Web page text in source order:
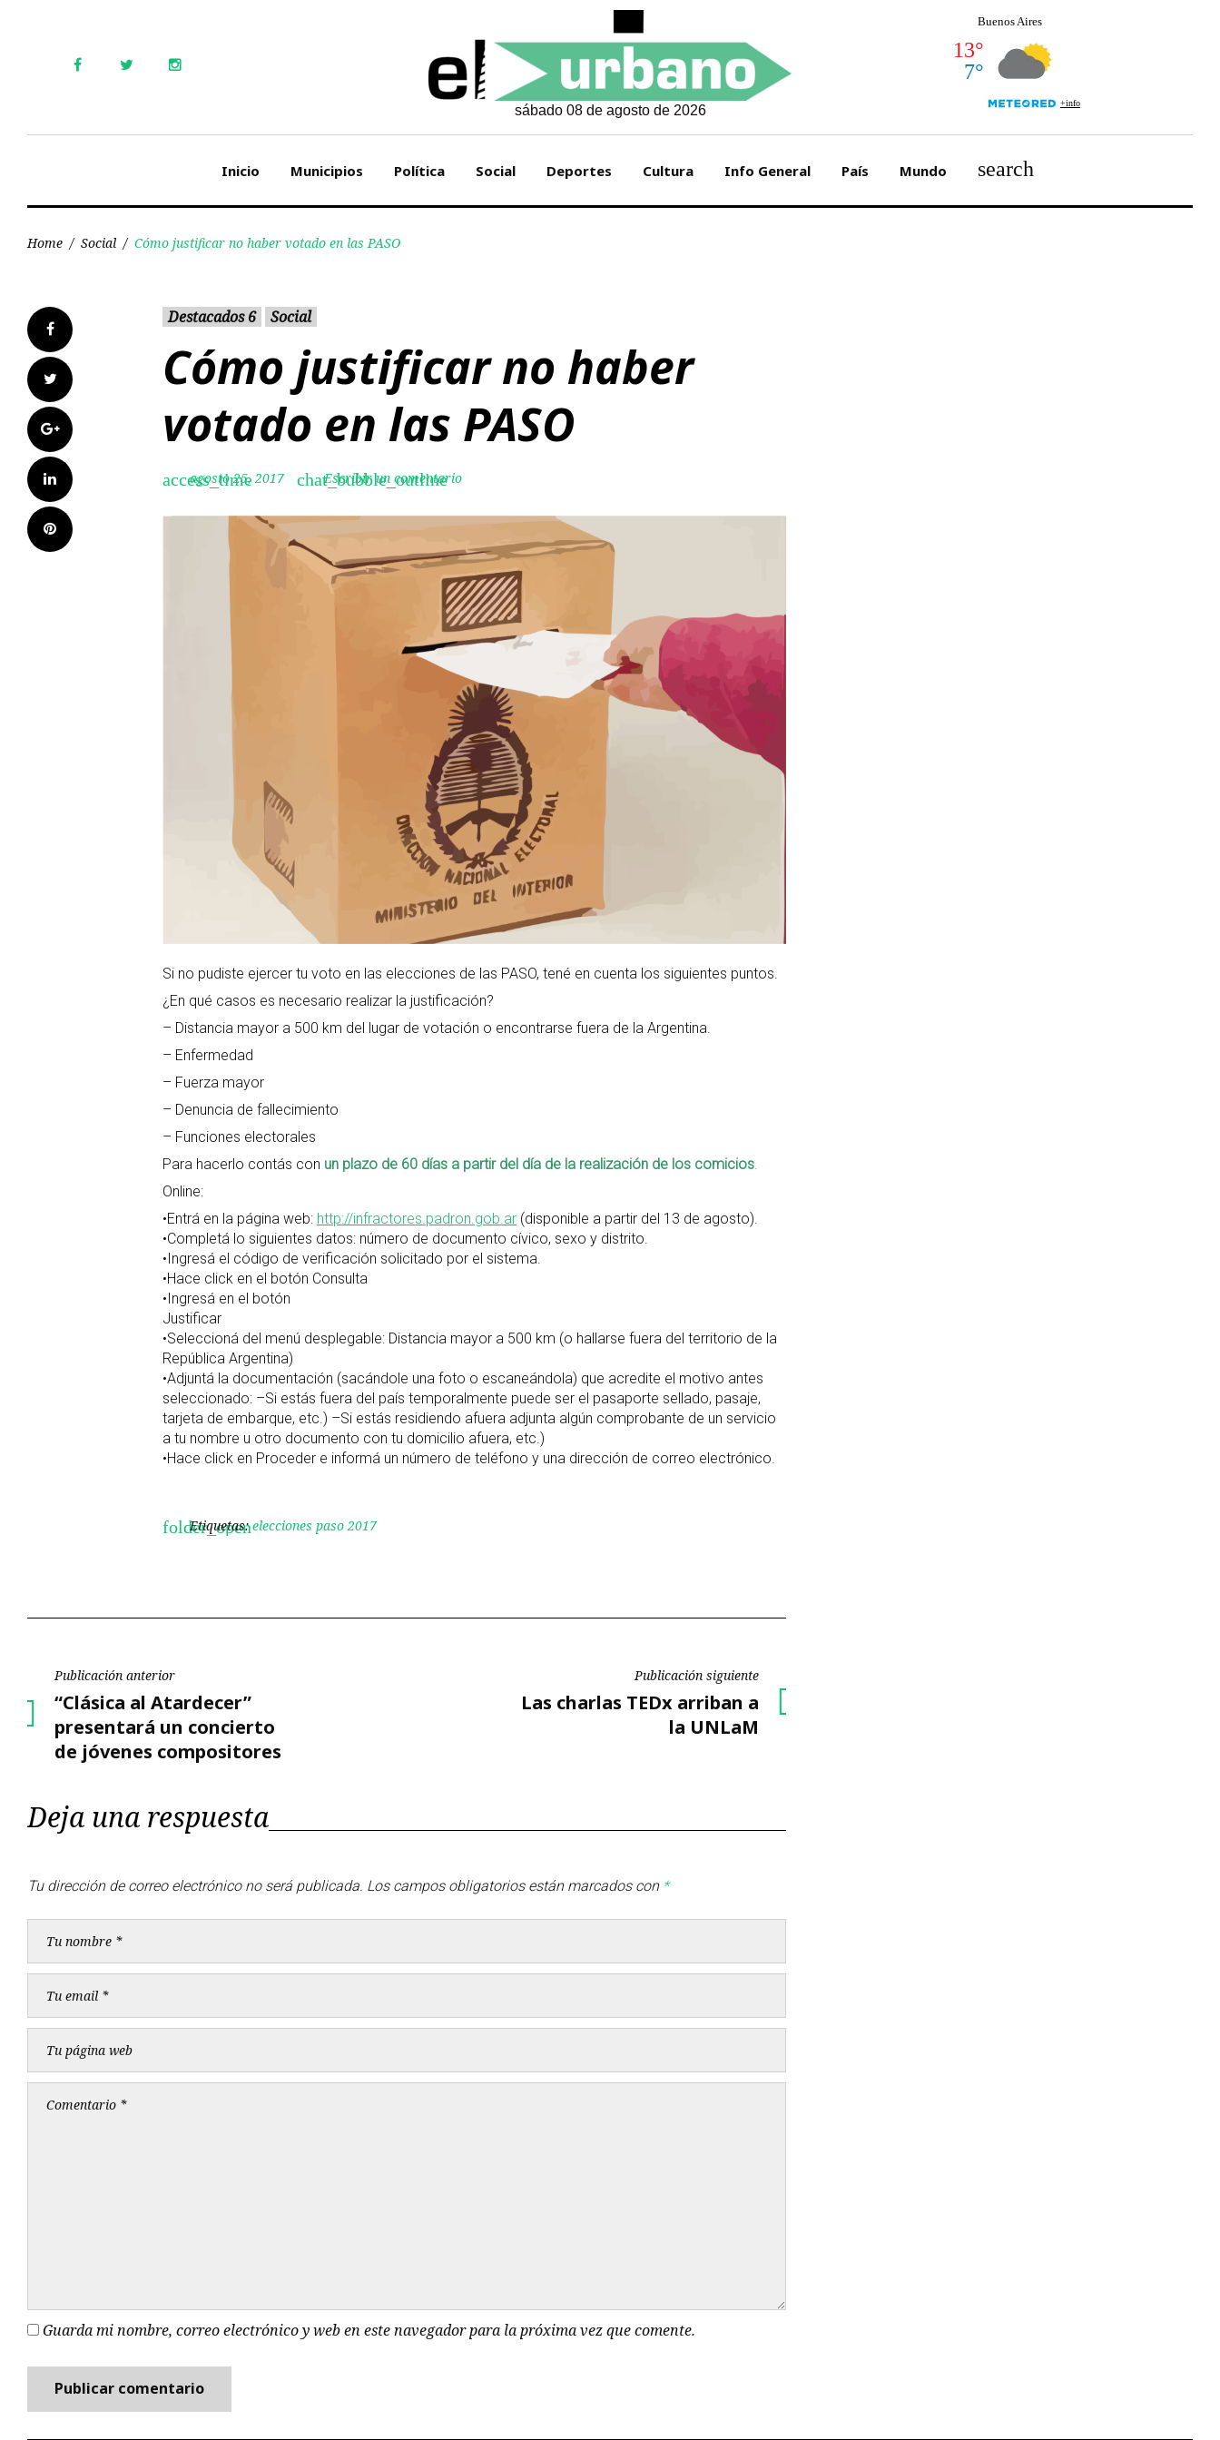
sábado 08 de agosto de 2026
Inicio Municipios Política Social Deportes Cultura Info General País Mundo search
Home / Social / Cómo justificar no haber votado en las PASO
Facebook
Twitter
Google+
LinkedIn
Pinterest
Destacados 6 Social
Cómo justificar no haber
votado en las PASO
access_time
agosto 25, 2017 chat_bubble_outline
Escribir un comentario
Si no pudiste ejercer tu voto en las elecciones de las PASO, tené en cuenta los siguientes puntos.
¿En qué casos es necesario realizar la justificación?
– Distancia mayor a 500 km del lugar de votación o encontrarse fuera de la Argentina.
– Enfermedad
– Fuerza mayor
– Denuncia de fallecimiento
– Funciones electorales
Para hacerlo contás con un plazo de 60 días a partir del día de la realización de los comicios.
Online:
•Entrá en la página web: http://infractores.padron.gob.ar (disponible a partir del 13 de agosto).
•Completá lo siguientes datos: número de documento cívico, sexo y distrito.
•Ingresá el código de verificación solicitado por el sistema.
•Hace click en el botón Consulta
•Ingresá en el botón
Justificar
•Seleccioná del menú desplegable: Distancia mayor a 500 km (o hallarse fuera del territorio de la
República Argentina)
•Adjuntá la documentación (sacándole una foto o escaneándola) que acredite el motivo antes
seleccionado: –Si estás fuera del país temporalmente puede ser el pasaporte sellado, pasaje,
tarjeta de embarque, etc.) –Si estás residiendo afuera adjunta algún comprobante de un servicio
a tu nombre u otro documento con tu domicilio afuera, etc.)
•Hace click en Proceder e informá un número de teléfono y una dirección de correo electrónico.
folder_open
Etiquetas:elecciones paso 2017
Navegación
de
entradas
Publicación anterior
Publicación
anterior
“Clásica al Atardecer”
presentará un concierto
de jóvenes compositores
Publicación siguiente
Publicación
Las charlas TEDx arriban a
la UNLaM
Deja una respuesta
Tu dirección de correo electrónico no será publicada. Los campos obligatorios están marcados con *
Guarda mi nombre, correo electrónico y web en este navegador para la próxima vez que comente.